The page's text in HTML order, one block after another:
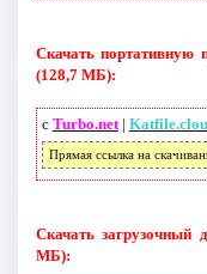
Скачать портативную
(128,7 МБ):
с Turbo.net|
Прямая ссылка на
Скачать
МБ):